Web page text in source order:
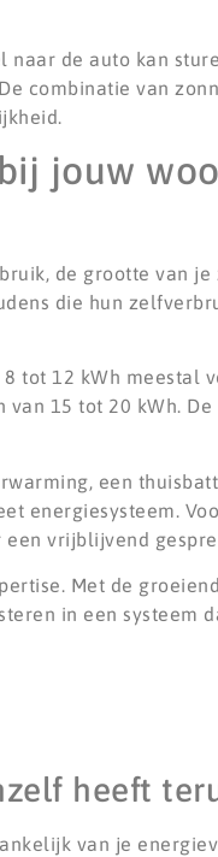
de auto kan
combinatie van
jouw
de grootte van
die hun
tot 12 kWh meestal
15 tot 20 kWh.
een
energiesysteem.
een vrijblijvend
Met de
in een systeem
heeft
van je